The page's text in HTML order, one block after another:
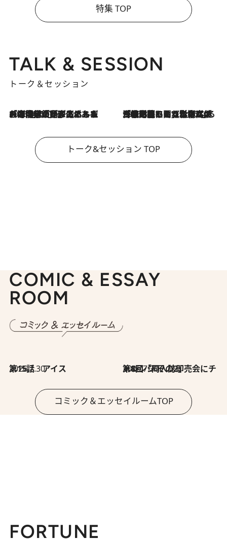
特集 TOP
TALK & SESSION
トーク＆セッション
2026.8.3
「今後値上げがあるとすれば…」「リスクがあるのは今年の冬」エネルギー専門家が語る、ホルムズ海峡封鎖が家庭にもたらす“ある心配” 2026.8.3
「住宅建てられない…」「サーチャージ料の高値が続いている」ホルムズ海峡封鎖による影響はいつまで続く？《エネルギー専門家に聞く“どうなる日本の暮らし”》
トーク&セッション TOP
COMIC & ESSAY
ROOM
2026.7.30
第15話 アイス 2026.7.30
第8回「同人誌即売会にチャレンジ その2」
コミック＆エッセイルームTOP
FORTUNE